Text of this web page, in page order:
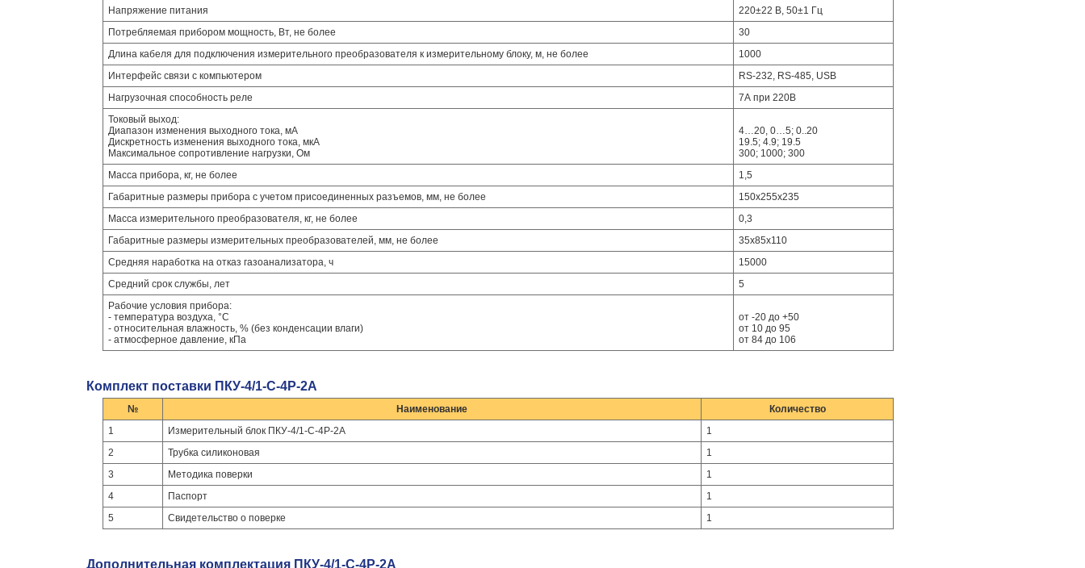
Напряжение питания
220±22 В, 50±1 Гц
Потребляемая прибором мощность, Вт, не более
30
Длина кабеля для подключения измерительного преобразователя к измерительному блоку, м, не более
1000
Интерфейс связи с компьютером
RS-232, RS-485, USB
Нагрузочная способность реле
7А при 220В
Токовый выход:
Диапазон изменения выходного тока, мА
Дискретность изменения выходного тока, мкА
Максимальное сопротивление нагрузки, Ом
4…20, 0…5; 0..20
19.5; 4.9; 19.5
300; 1000; 300
Масса прибора, кг, не более
1,5
Габаритные размеры прибора с учетом присоединенных разъемов, мм, не более
150х255х235
Масса измерительного преобразователя, кг, не более
0,3
Габаритные размеры измерительных преобразователей, мм, не более
35х85х110
Средняя наработка на отказ газоанализатора, ч
15000
Средний срок службы, лет
5
Рабочие условия прибора:
- температура воздуха, °C
- относительная влажность, % (без конденсации влаги)
- атмосферное давление, кПа
от -20 до +50
от 10 до 95
от 84 до 106
Комплект поставки ПКУ-4/1-С-4Р-2А
№ Наименование
Количество
1
Измерительный блок ПКУ-4/1-С-4Р-2А
1
2
Трубка силиконовая
1
3
Методика поверки
1
4
Паспорт
1
5
Свидетельство о поверке 1
Дополнительная комплектация ПКУ-4/1-С-4Р-2А